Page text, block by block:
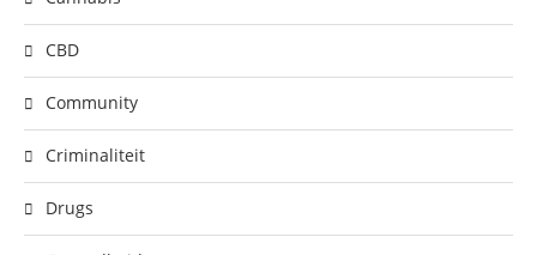
CBD
Community
Criminaliteit
Drugs